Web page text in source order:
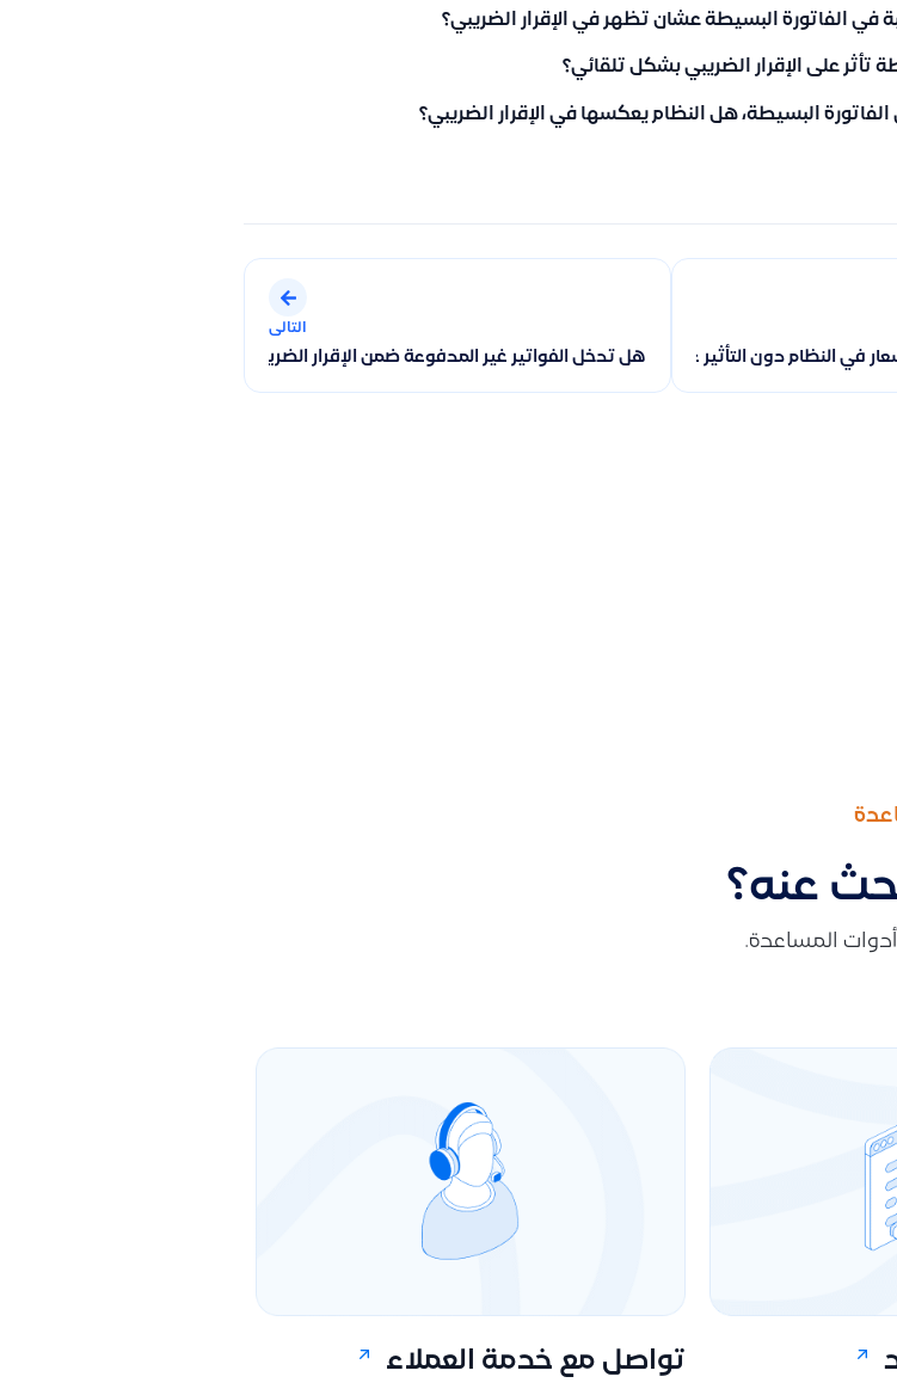
في الفاتورة البسيطة عشان تظهر في الإقرار الضريبي؟
تأثر على الإقرار الضريبي بشكل تلقائي؟
البسيطة، هل النظام يعكسها في الإقرار الضريبي؟
في النظام دون التأثير على المخزون أو الحسابات المالية
التالى
هل تدخل الفواتير غير المدفوعة ضمن الإقرار الضريبي في قيود؟ وكيف يتم احتسابها
عنه؟
أدوات المساعدة.
تواصل مع خدمة العملاء